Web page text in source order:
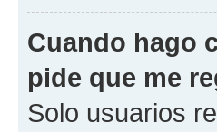
Cuando hago
pide que me
Solo usuarios